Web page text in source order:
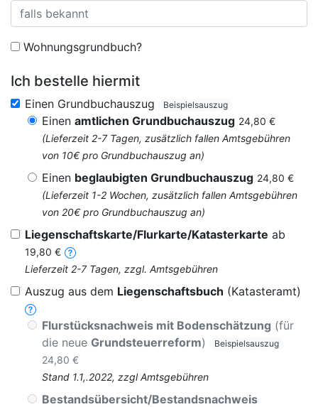
Wohnungsgrundbuch?
Ich bestelle hiermit
Einen Grundbuchauszug Beispielsauszug
Einen amtlichen Grundbuchauszug 24,80 €
(Lieferzeit 2-7 Tagen, zusätzlich fallen Amtsgebühren
von 10€ pro Grundbuchauszug an)
Einen beglaubigten Grundbuchauszug 24,80 €
(Lieferzeit 1-2 Wochen, zusätzlich fallen Amtsgebühren
von 20€ pro Grundbuchauszug an)
Liegenschaftskarte/Flurkarte/Katasterkarte ab
19,80 €
Lieferzeit 2-7 Tagen, zzgl. Amtsgebühren
Auszug aus dem Liegenschaftsbuch (Katasteramt)
Flurstücksnachweis mit Bodenschätzung (für
die neue Grundsteuerreform) Beispielsauszug
24,80 €
Stand 1.1,.2022, zzgl Amtsgebühren
Bestandsübersicht/Bestandsnachweis